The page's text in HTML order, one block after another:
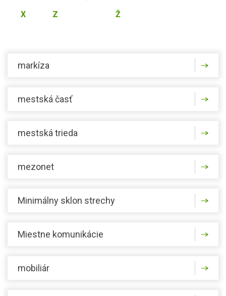
X
Z Ž
markíza
mestská časť
mestská trieda
mezonet
Minimálny sklon strechy
Miestne komunikácie
mobiliár